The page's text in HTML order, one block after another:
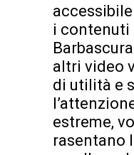
i contenuti
altri video
di utilità e
estreme,
rasentano